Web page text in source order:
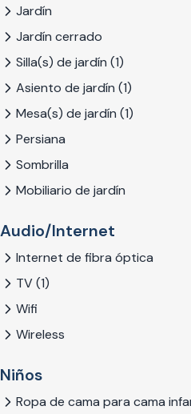
Jardín
Jardín cerrado
Silla(s) de jardín (1)
Asiento de jardín (1)
Mesa(s) de jardín (1)
Persiana
Sombrilla
Mobiliario de jardín
Audio/Internet
Internet de fibra óptica
TV (1)
Wifi
Wireless
Niños
Ropa de cama para cama